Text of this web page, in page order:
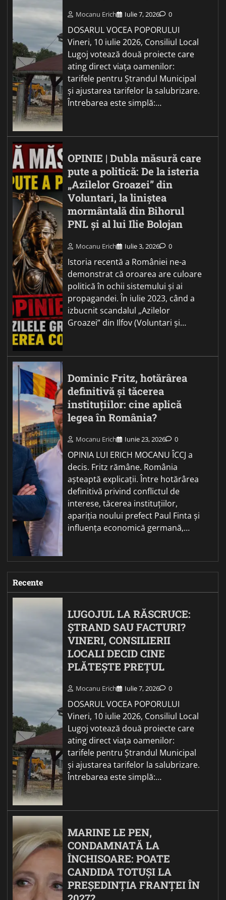
Mocanu Erich Iulie 7, 2026 0
DOSARUL VOCEA POPORULUI
Vineri, 10 iulie 2026, Consiliul Local
Lugoj votează două proiecte care
ating direct viața oamenilor:
tarifele pentru Ștrandul Municipal
și ajustarea tarifelor la salubrizare.
Întrebarea este simplă:…
OPINIE | Dubla măsură care
pute a politică: De la isteria
„Azilelor Groazei” din
Voluntari, la liniștea
mormântală din Bihorul
PNL și al lui Ilie Bolojan
Mocanu Erich Iulie 3, 2026 0
Istoria recentă a României ne-a
demonstrat că oroarea are culoare
politică în ochii sistemului și ai
propagandei. În iulie 2023, când a
izbucnit scandalul „Azilelor
Groazei” din Ilfov (Voluntari și…
Dominic Fritz, hotărârea
definitivă și tăcerea
instituțiilor: cine aplică
legea în România?
Mocanu Erich Iunie 23, 2026 0
OPINIA LUI ERICH MOCANU ÎCCJ a
decis. Fritz rămâne. România
așteaptă explicații. Între hotărârea
definitivă privind conflictul de
interese, tăcerea instituțiilor,
apariția noului prefect Paul Finta și
influența economică germană,…
Recente
LUGOJUL LA RĂSCRUCE:
ȘTRAND SAU FACTURI?
VINERI, CONSILIERII
LOCALI DECID CINE
PLĂTEȘTE PREȚUL
Mocanu Erich Iulie 7, 2026 0
DOSARUL VOCEA POPORULUI
Vineri, 10 iulie 2026, Consiliul Local
Lugoj votează două proiecte care
ating direct viața oamenilor:
tarifele pentru Ștrandul Municipal
și ajustarea tarifelor la salubrizare.
Întrebarea este simplă:…
MARINE LE PEN,
CONDAMNATĂ LA
ÎNCHISOARE: POATE
CANDIDA TOTUȘI LA
PREȘEDINȚIA FRANȚEI ÎN